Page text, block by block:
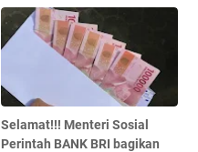
Selamat!!! Menteri Sosial
Perintah BANK BRI bagikan